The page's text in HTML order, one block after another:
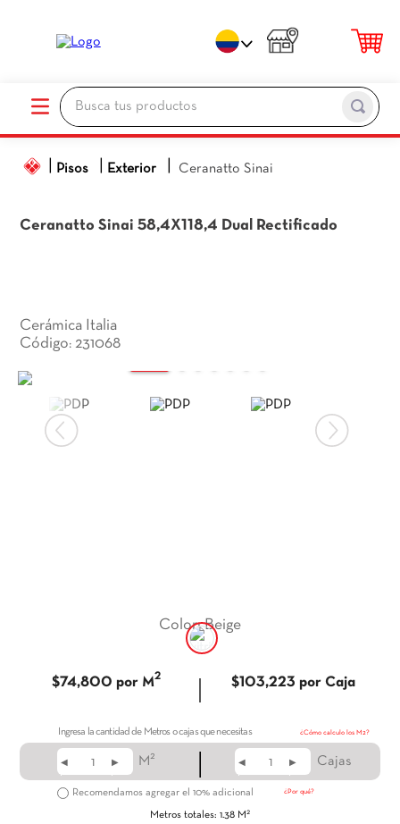
Busca tus productos
Pisos Exterior Ceranatto Sinai
Ceranatto Sinai 58,4X118,4 Dual Rectificado
Cerámica Italia
:231068
Color: Beige
$74,800 por M2 | $103,223 por Caja
Ingresa la cantidad de Metros o cajas que necesitas ¿Cómo calculo los M2?
◀ ▶ M2 | ◀ ▶ Cajas
Recomendamos agregar el 10% adicional ¿Por qué?
Metros totales: 1.38 M 2
1.
porcelanato
6.
cocina
8.
ceramica baños
.